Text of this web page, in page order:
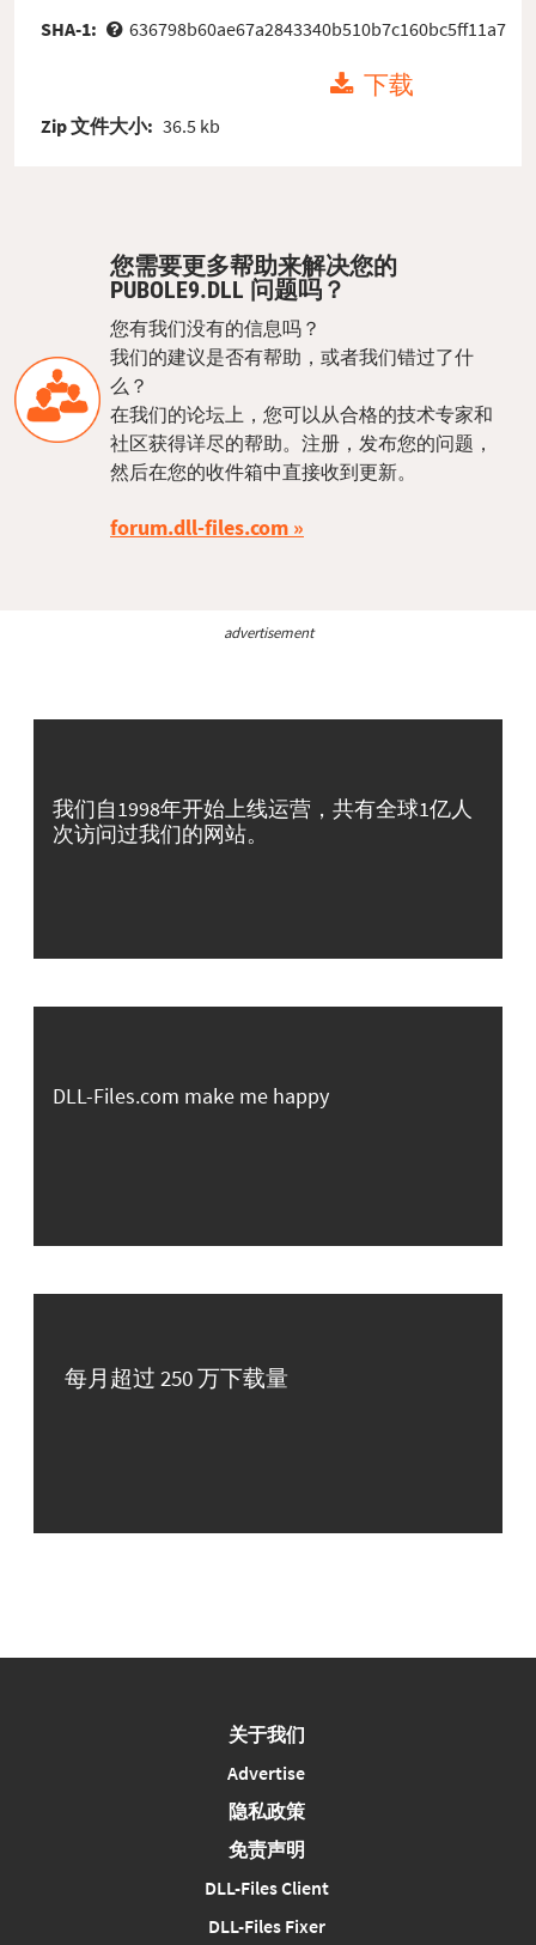
SHA-1:
636798b60ae67a2843340b510b7c160bc5ff11a7
下载
Zip 文件大小: 36.5 kb
您需要更多帮助来解决您的
PUBOLE9.DLL 问题吗？
您有我们没有的信息吗？
我们的建议是否有帮助，或者我们错过了什
么？
在我们的论坛上，您可以从合格的技术专家和
社区获得详尽的帮助。注册，发布您的问题，
然后在您的收件箱中直接收到更新。
forum.dll-files.com
advertisement
我们自1998年开始上线运营，共有全球1亿人
次访问过我们的网站。
DLL-Files.com make me happy
每月超过 250 万下载量
关于我们
Advertise
隐私政策
免责声明
DLL-Files Client
DLL-Files Fixer